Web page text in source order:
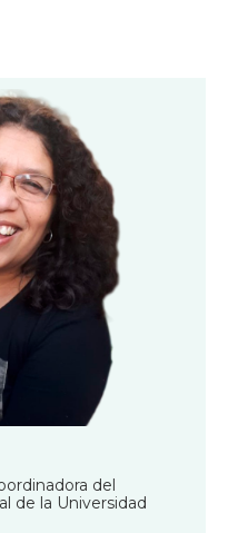
del
de la Universidad